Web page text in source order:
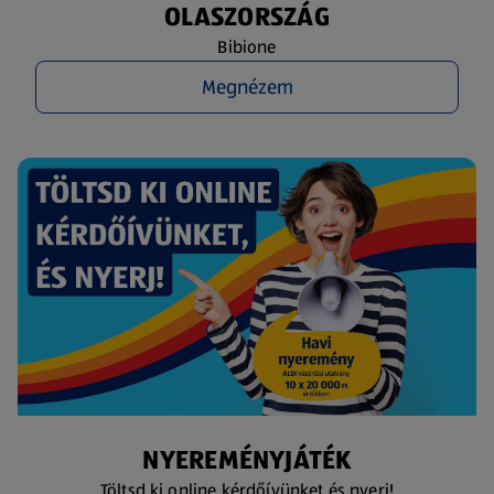
OLASZORSZÁG
Bibione
Megnézem
NYEREMÉNYJÁTÉK